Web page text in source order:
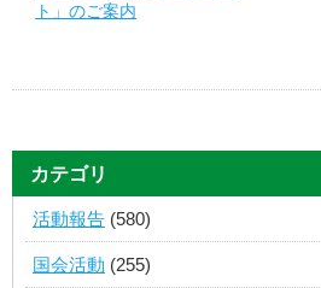
ト」のご案内
カテゴリ
活動報告 (580)
国会活動 (255)